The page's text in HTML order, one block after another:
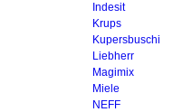
Indesit
Krups
Kupersbuschi
Liebherr
Magimix
Miele
NEFF